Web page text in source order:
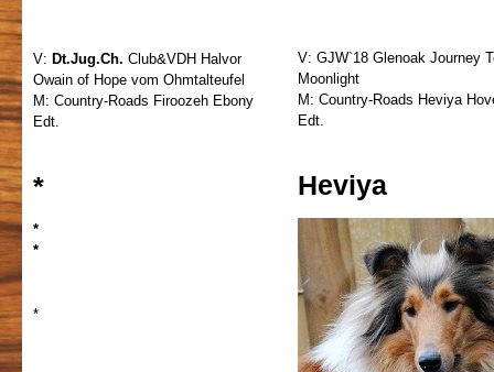
V: Dt.Jug.Ch. Club&VDH Halvor
Owain of Hope vom Ohmtalteufel
M: Country-Roads Firoozeh Ebony
Edt.
*
*
*
*
V: GJW`18 Glenoak Journey
Moonlight
M: Country-Roads Heviya
Edt.
Heviya